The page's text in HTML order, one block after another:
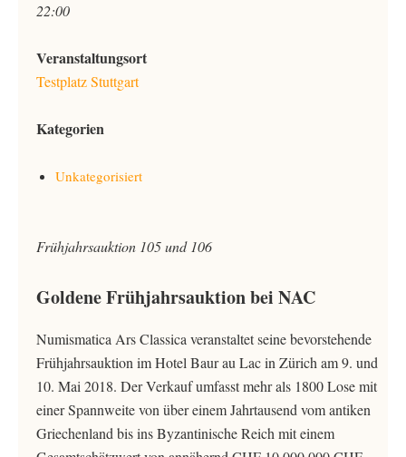
22:00
Veranstaltungsort
Testplatz Stuttgart
Kategorien
Unkategorisiert
Frühjahrsauktion 105 und 106
Goldene Frühjahrsauktion bei NAC
Numismatica Ars Classica veranstaltet seine bevorstehende
Frühjahrsauktion im Hotel Baur au Lac in Zürich am 9. und
10. Mai 2018. Der Verkauf umfasst mehr als 1800 Lose mit
einer Spannweite von über einem Jahrtausend vom antiken
Griechenland bis ins Byzantinische Reich mit einem